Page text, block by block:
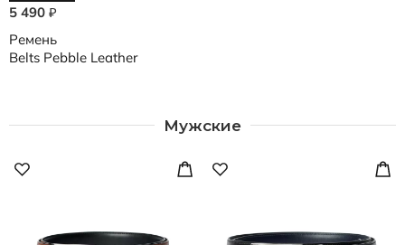
5 490 ₽
Ремень
Belts Pebble Leather
Мужские